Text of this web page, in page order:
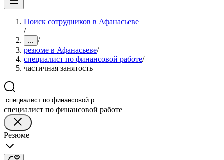
Поиск сотрудников в Афанасьеве
/
... /
резюме в Афанасьеве/
специалист по финансовой работе/
частичная занятость
специалист по финансовой работе
Резюме